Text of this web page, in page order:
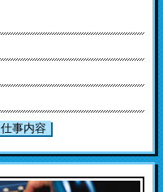
仕事内容